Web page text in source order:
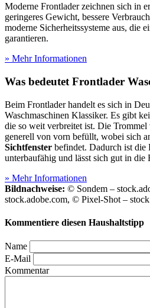
Moderne Frontlader zeichnen sich in
geringeres Gewicht, bessere
moderne Sicherheitssysteme aus, die
garantieren.
» Mehr Informationen
Was bedeutet Frontlader
Beim Frontlader handelt es sich in
Waschmaschinen Klassiker. Es gibt
die so weit verbreitet ist. Die Trommel
generell von vorn befüllt, wobei sich
Sichtfenster befindet. Dadurch ist die
unterbaufähig und lässt sich gut in die
» Mehr Informationen
Bildnachweise: © Sondem –
stock.adobe.com, © Pixel-Shot –
Kommentiere diesen Haushaltstipp
Name
E-Mail
Kommentar